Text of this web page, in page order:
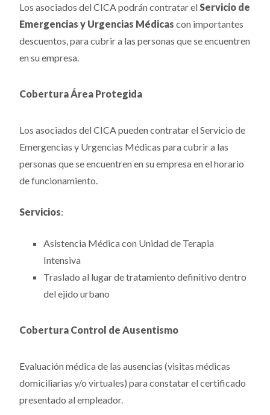
Los asociados del CICA podrán contratar elServicio de
Emergencias y Urgencias Médicas con importantes
descuentos, para cubrir a las personas que se encuentren
en su empresa.
Cobertura Área Protegida
Los asociados del CICA pueden contratar el Servicio de
Emergencias y Urgencias Médicas para cubrir a las
personas que se encuentren en su empresa en el horario
de funcionamiento.
Servicios:
Asistencia Médica con Unidad de Terapia
Intensiva
Traslado al lugar de tratamiento definitivo dentro
del ejido urbano
Cobertura Control de Ausentismo
Evaluación médica de las ausencias (visitas médicas
domiciliarias y/o virtuales) para constatar el certificado
presentado al empleador.